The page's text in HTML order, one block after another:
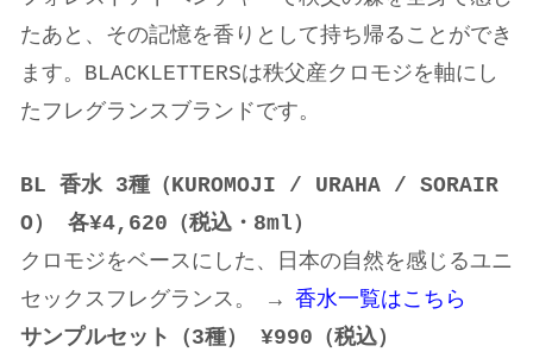
たあと、その記憶を香りとして持ち帰ることができ
ます。BLACKLETTERSは秩父産クロモジを軸にし
たフレグランスブランドです。
BL 香水 3種（KUROMOJI / URAHA / SORAIR
O） 各¥4,620（税込・8ml）
クロモジをベースにした、日本の自然を感じるユニ
セックスフレグランス。 → 香水一覧はこちら
サンプルセット（3種） ¥990 （税込）